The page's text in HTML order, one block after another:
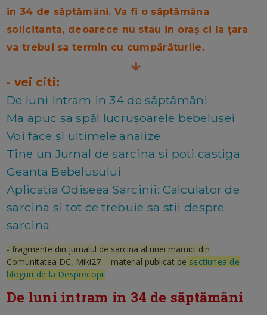
in 34 de săptămâni. Va fi o săptămâna
solicitanta, deoarece nu stau in oraș ci la țara
va trebui sa termin cu cumpărăturile.
- vei citi:
De luni intram in 34 de săptămâni
Ma apuc sa spăl lucrușoarele bebelusei
Voi face și ultimele analize
Tine un Jurnal de sarcina si poti castiga
Geanta Bebelusului
Aplicatia Odiseea Sarcinii: Calculator de
sarcina si tot ce trebuie sa stii despre
sarcina
- fragmente din jurnalul de sarcina al unei mamici din
Comunitatea DC, Miki27 - material publicat pe sectiunea de
bloguri de la Desprecopii
De luni intram in 34 de săptămâni